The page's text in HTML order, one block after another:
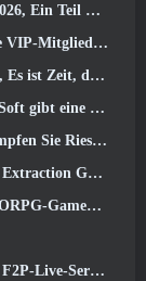
von RuneScape IP
der Ringe Online“ an
Wellen zu erkunden
Test erwarten können
von Where Winds Meet
Nebelfall-Jäger
erscheint im Juni 4
gebunden??